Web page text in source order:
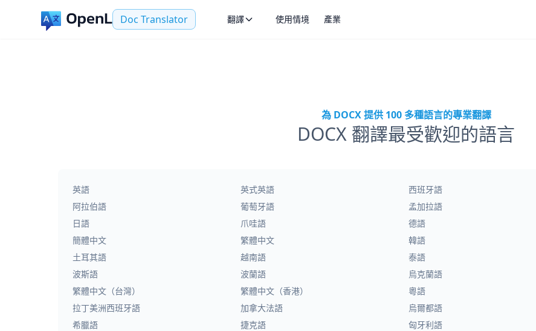
Doc Translator 翻譯 使用情境 產業
為 DOCX 提供 100 多種語言的專業翻譯
DOCX 翻譯最受歡迎的語言
英語 英式英語 西班牙語
阿拉伯語
葡萄牙語 孟加拉語
日語
爪哇語 德語
簡體中文
繁體中文 韓語
土耳其語
越南語 泰語
波斯語
波蘭語 烏克蘭語
繁體中文（台灣）
繁體中文（香港） 粵語
拉丁美洲西班牙語
加拿大法語 烏爾都語
希臘語
捷克語 匈牙利語